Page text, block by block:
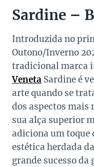
Sardine –
Introduzida no
Outono/Inverno
tradicional marca
Veneta Sardine é
arte quando se
dos aspectos mais
sua alça superior
adiciona um toque
estética herdada
grande sucesso da